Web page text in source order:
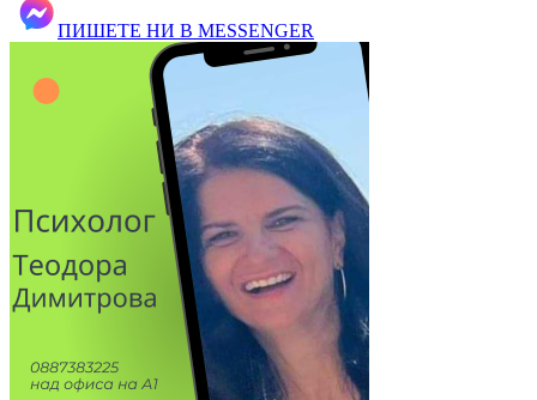
ПИШЕТЕ НИ В MESSENGER